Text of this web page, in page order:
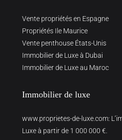
Vente propriétés en Espagne
Propriétés Ile Maurice
Vente penthouse États-Unis
Immobilier de Luxe à Dubai
Immobilier de Luxe au Maroc
Immobilier de luxe
www.proprietes-de-luxe.com:
Luxe à partir de 1 000 000 €.